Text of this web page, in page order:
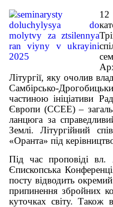
Літургії, яку очолив
Самбірсько-
частиною ініціативи
Європи (CCEE) –
ланцюга за
Землі. Літургійний
«Оранта» під
Під час проповіді
Єпископська
посту відводить
припинення збройних
куточках світу. Також